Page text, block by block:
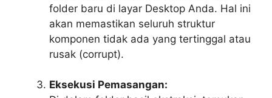
folder baru di layar Desktop Anda. Hal ini
akan memastikan seluruh struktur
komponen tidak ada yang tertinggal atau
rusak (corrupt).
Eksekusi Pemasangan: